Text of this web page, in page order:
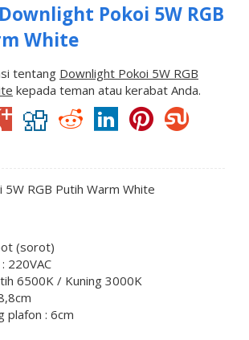
Downlight Pokoi 5W RGB
White
tentang Downlight Pokoi 5W RGB
kepada teman atau kerabat Anda.
5W RGB Putih Warm White
(sorot)
220VAC
6500K / Kuning 3000K
plafon : 6cm